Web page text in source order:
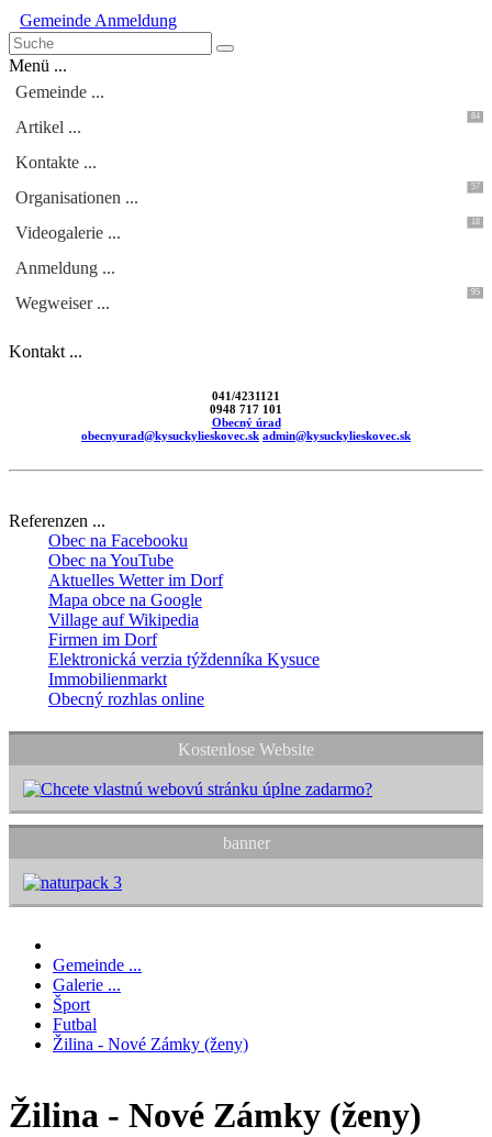
Gemeinde Anmeldung
Menü ...
Gemeinde ...
Artikel ...
84
Kontakte ...
Organisationen ...
57
Videogalerie ...
18
Anmeldung ...
Wegweiser ...
95
Kontakt ...
041/4231121
0948 717 101
Obecný úrad
obecnyurad@kysuckylieskovec.sk admin@kysuckylieskovec.sk
Referenzen ...
Obec na Facebooku
Obec na YouTube
Aktuelles Wetter im Dorf
Mapa obce na Google
Village auf Wikipedia
Firmen im Dorf
Elektronická verzia týždenníka Kysuce
Immobilienmarkt
Obecný rozhlas online
Kostenlose Website
banner
Gemeinde ...
Galerie ...
Šport
Futbal
Žilina - Nové Zámky (ženy)
Žilina - Nové Zámky (ženy)